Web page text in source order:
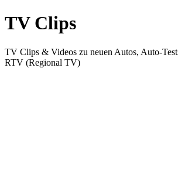
TV Clips
TV Clips & Videos zu neuen Autos, Auto-
RTV (Regional TV)